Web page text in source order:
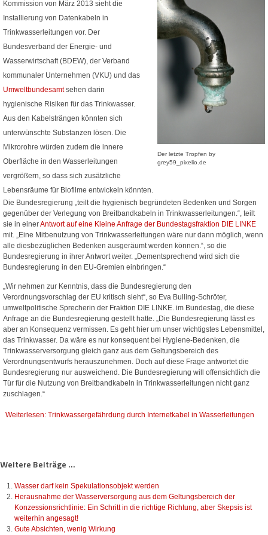
Der letzte Tropfen by
grey59_pixelio.de
Kommission von März 2013 sieht die
Installierung von Datenkabeln in
Trinkwasserleitungen vor. Der
Bundesverband der Energie- und
Wasserwirtschaft (BDEW), der Verband
kommunaler Unternehmen (VKU) und das
Umweltbundesamtsehen darin
hygienische Risiken für das Trinkwasser.
Aus den Kabelsträngen könnten sich
unterwünschte Substanzen lösen. Die
Mikrorohre würden zudem die innere
Oberfläche in den Wasserleitungen
vergrößern, so dass sich zusätzliche
Lebensräume für Biofilme entwickeln könnten.
Die Bundesregierung „teilt die hygienisch begründeten Bedenken und Sorgen
gegenüber der Verlegung von Breitbandkabeln in Trinkwasserleitungen.“, teilt
sie in einerAntwort auf eine Kleine Anfrage der Bundestagsfraktion DIE LINKE
mit. „Eine Mitbenutzung von Trinkwasserleitungen wäre nur dann möglich, wenn
alle diesbezüglichen Bedenken ausgeräumt werden können.“, so die
Bundesregierung in ihrer Antwort weiter. „Dementsprechend wird sich die
Bundesregierung in den EU-Gremien einbringen.“
„Wir nehmen zur Kenntnis, dass die Bundesregierung den
Verordnungsvorschlag der EU kritisch sieht“, so Eva Bulling-Schröter,
umweltpolitische Sprecherin der Fraktion DIE LINKE. im Bundestag, die diese
Anfrage an die Bundesregierung gestellt hatte. „Die Bundesregierung lässt es
aber an Konsequenz vermissen. Es geht hier um unser wichtigstes Lebensmittel,
das Trinkwasser. Da wäre es nur konsequent bei Hygiene-Bedenken, die
Trinkwasserversorgung gleich ganz aus dem Geltungsbereich des
Verordnungsentwurfs herauszunehmen. Doch auf diese Frage antwortet die
Bundesregierung nur ausweichend. Die Bundesregierung will offensichtlich die
Tür für die Nutzung von Breitbandkabeln in Trinkwasserleitungen nicht ganz
zuschlagen.“
Weiterlesen: Trinkwassergefährdung durch Internetkabel in Wasserleitungen
Weitere Beiträge ...
Wasser darf kein Spekulationsobjekt werden
Herausnahme der Wasserversorgung aus dem Geltungsbereich der
Konzessionsrichtlinie: Ein Schritt in die richtige Richtung, aber Skepsis ist
weiterhin angesagt!
Gute Absichten, wenig Wirkung